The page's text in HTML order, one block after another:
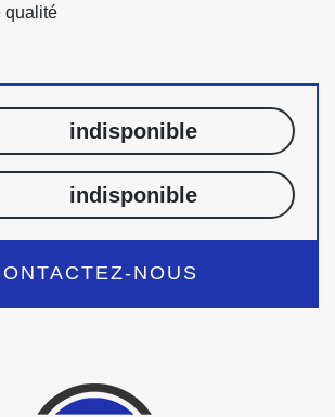
qualité
indisponible
indisponible
NOUS